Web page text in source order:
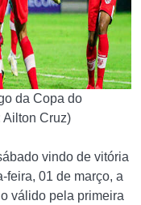
da Copa do
Ailton Cruz)
vindo de vitória
feira, 01 de março, a
válido pela primeira